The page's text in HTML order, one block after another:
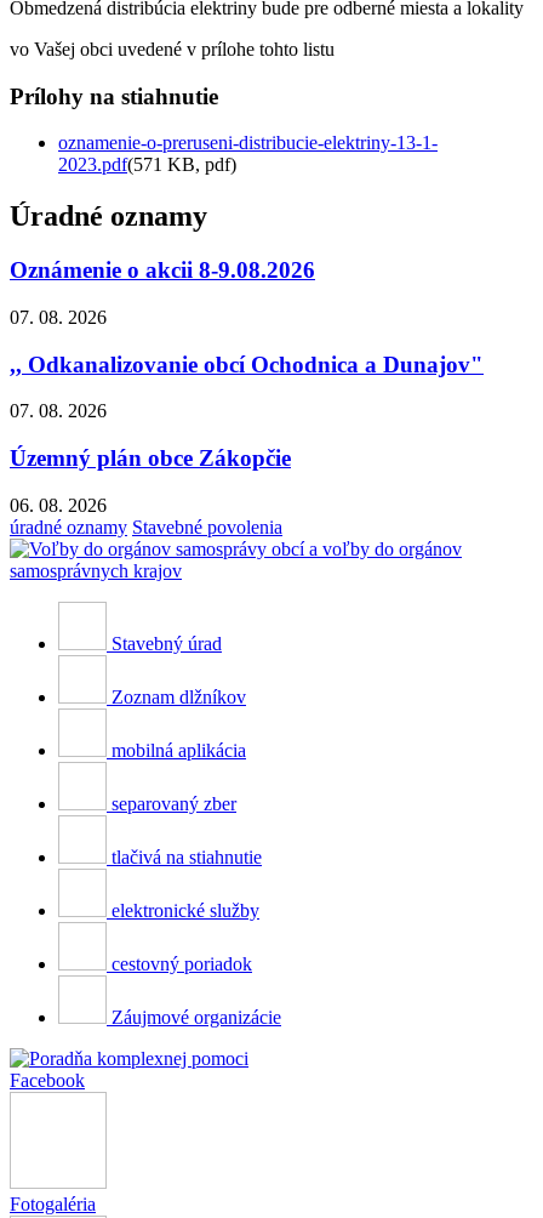
Obmedzená distribúcia elektriny bude pre odberné miesta a lokality
vo Vašej obci uvedené v prílohe tohto listu
Prílohy na stiahnutie
oznamenie-o-preruseni-distribucie-elektriny-13-1-
2023.pdf(571 KB, pdf)
Úradné oznamy
Oznámenie o akcii 8-9.08.2026
07. 08. 2026
,, Odkanalizovanie obcí Ochodnica a Dunajov"
07. 08. 2026
Územný plán obce Zákopčie
06. 08. 2026
úradné oznamy Stavebné povolenia
Stavebný úrad
Zoznam dlžníkov
mobilná aplikácia
separovaný zber
tlačivá na stiahnutie
elektronické služby
cestovný poriadok
Záujmové organizácie
Facebook
Fotogaléria